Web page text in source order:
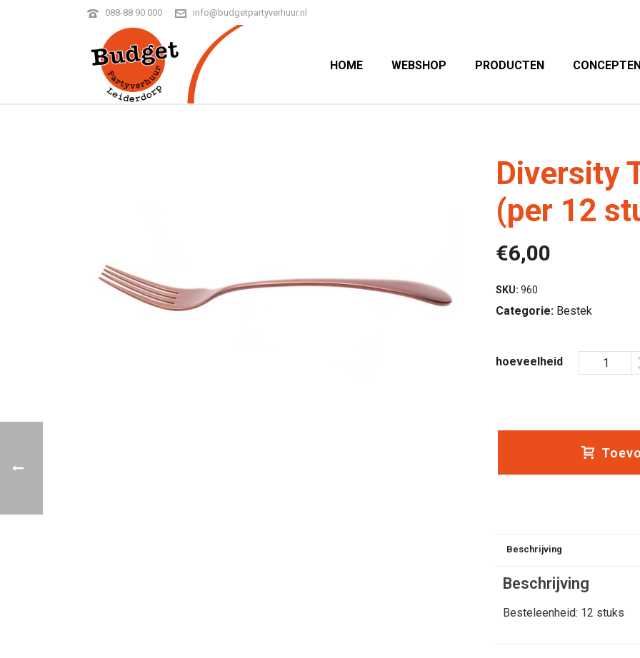
088-88 90 000 info@budgetpartyverhuur.nl
HOME WEBSHOP PRODUCTEN
Diversity
(per 12
€6,00
SKU: 960
Categorie: Bestek
hoeveelheid
Beschrijving
Beschrijving
Besteleenheid: 12 stuks